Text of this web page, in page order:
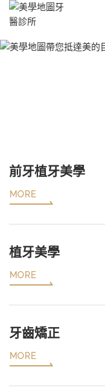
前牙植牙美學
MORE
植牙美學
MORE
牙齒矯正
MORE